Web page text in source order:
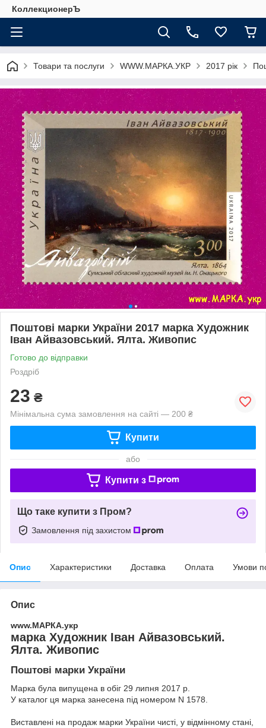
КоллекционерЪ
Товари та послуги WWW.МАРКА.УКР 2017 рік
Поштові марки України 2017 марка Художник
Іван Айвазовський. Ялта. Живопис
Готово до відправки
Роздріб
23 ₴
Мінімальна сума замовлення на сайті — 200 ₴
Купити
або
Купити з
Що таке купити з Пром?
Замовлення під захистом
Опис Характеристики Доставка Оплата Умови
Опис
www.МАРКА.укр
марка Художник Іван Айвазовський.
Ялта. Живопис
Поштові марки України
Марка була випущена в обіг 29 липня 2017 р.
У каталог ця марка занесена під номером N 1578.
Виставлені на продаж марки України чисті, у відмінному стані,